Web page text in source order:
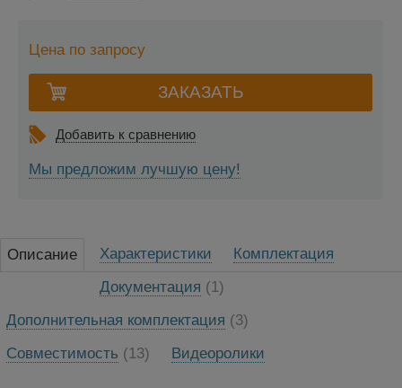
Цена по запросу
Добавить к сравнению
Мы предложим лучшую цену!
Описание Характеристики
Комплектация
Документация (1)
Дополнительная комплектация (3)
Совместимость (13) Видеоролики